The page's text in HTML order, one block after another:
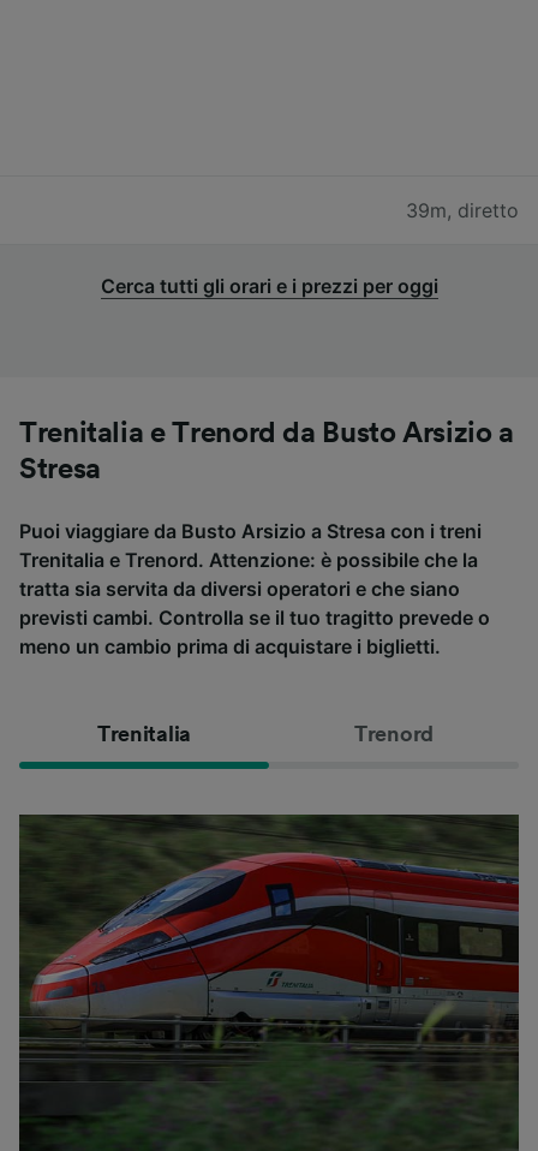
39m, diretto
Cerca tutti gli orari e i prezzi per oggi
Trenitalia e Trenord da Busto Arsizio a
Stresa
Puoi viaggiare da Busto Arsizio a Stresa con i treni
Trenitalia e Trenord. Attenzione: è possibile che la
tratta sia servita da diversi operatori e che siano
previsti cambi. Controlla se il tuo tragitto prevede o
meno un cambio prima di acquistare i biglietti.
Trenitalia Trenord